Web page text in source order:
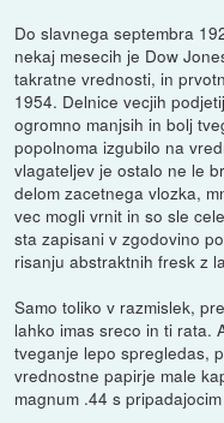
Do slavnega septembra
nekaj mesecih je Dow
takratne vrednosti, in
1954. Delnice vecjih
ogromno manjsih in bolj
popolnoma izgubilo na
vlagateljev je ostalo ne le
delom zacetnega vlozka,
vec mogli vrnit in so sle
sta zapisani v zgodovino
risanju abstraktnih fresk z
Samo toliko v razmislek,
lahko imas sreco in ti rata.
tveganje lepo spregledas,
vrednostne papirje male
magnum .44 s